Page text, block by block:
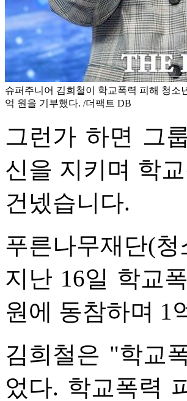
슈퍼주니어 김희철이 학교폭력 피해 청소
억 원을 기부했다. /더팩트 DB
그런가 하면 그
신을 지키며 학
건넸습니다.
푸른나무재단(
지난 16일 학교
원에 동참하며 1
김희철은 "학교
었다. 학교폭력